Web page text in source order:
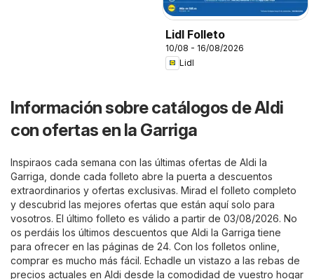
Lidl Folleto
10/08 - 16/08/2026
Lidl
Información sobre catálogos de Aldi
con ofertas en la Garriga
Inspiraos cada semana con las últimas ofertas de Aldi la
Garriga, donde cada folleto abre la puerta a descuentos
extraordinarios y ofertas exclusivas. Mirad el folleto completo
y descubrid las mejores ofertas que están aquí solo para
vosotros. El último folleto es válido a partir de 03/08/2026. No
os perdáis los últimos descuentos que Aldi la Garriga tiene
para ofrecer en las páginas de 24. Con los folletos online,
comprar es mucho más fácil. Echadle un vistazo a las rebas de
precios actuales en Aldi desde la comodidad de vuestro hogar